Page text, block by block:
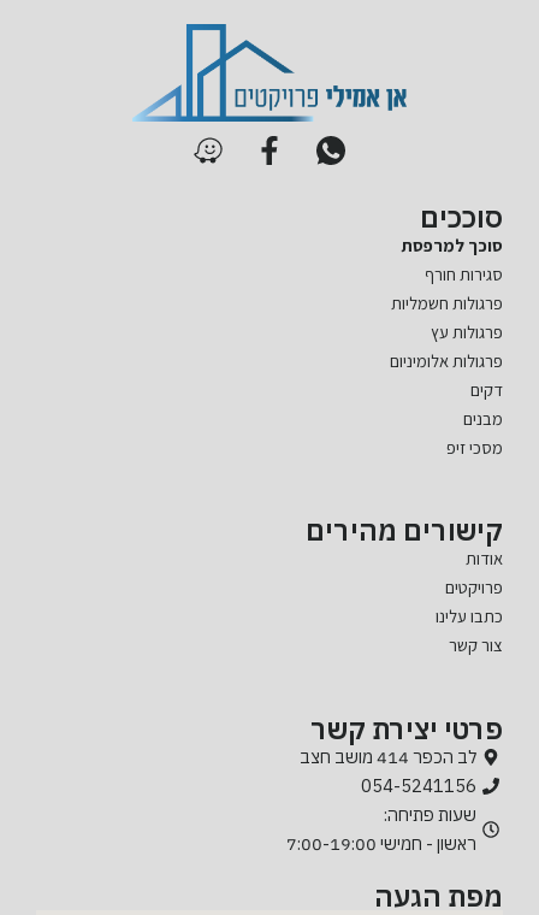
סוככים
סוכך למרפסת
סגירות חורף
פרגולות חשמליות
פרגולות עץ
פרגולות אלומיניום
דקים
מבנים
מסכי זיפ
קישורים מהירים
אודות
פרויקטים
כתבו עלינו
צור קשר
פרטי יצירת קשר
לב הכפר 414 מושב חצב
054-5241156
שעות פתיחה:
ראשון - חמישי 7:00-19:00
מפת הגעה